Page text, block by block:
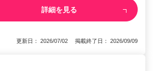
詳細を見る
更新日： 2026/07/02 掲載終了日： 2026/09/09